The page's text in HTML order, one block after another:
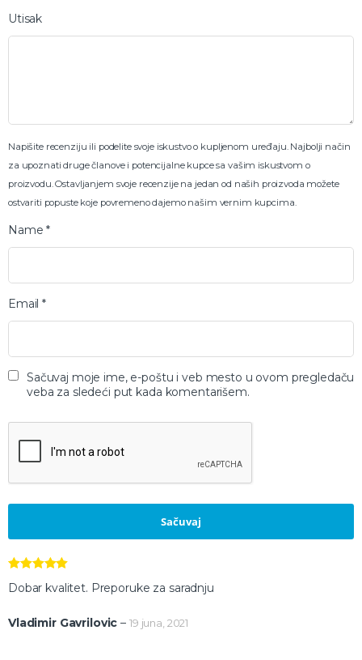
Utisak
Napišite recenziju ili podelite svoje iskustvo o kupljenom uređaju. Najbolji način
za upoznati druge članove i potencijalne kupce sa vašim iskustvom o
proizvodu. Ostavljanjem svoje recenzije na jedan od naših proizvoda možete
ostvariti popuste koje povremeno dajemo našim vernim kupcima.
Name*
Email*
Sačuvaj moje ime, e-poštu i veb mesto u ovom pregledaču
veba za sledeći put kada komentarišem.
od 5
Dobar kvalitet. Preporuke za saradnju
Vladimir Gavrilovic – 19 juna, 2021